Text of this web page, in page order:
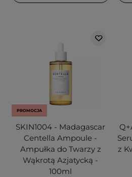
PROMOCJA
SKIN1004 - Madagascar
Centella Ampoule -
Ampułka do Twarzy z
Wąkrotą Azjatycką -
100ml
z